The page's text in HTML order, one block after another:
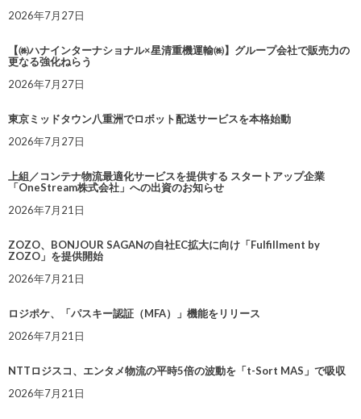
2026年7月27日
【㈱ハナインターナショナル×星清重機運輸㈱】グループ会社で販売力の
更なる強化ねらう
2026年7月27日
東京ミッドタウン八重洲でロボット配送サービスを本格始動
2026年7月27日
上組／コンテナ物流最適化サービスを提供する スタートアップ企業
「OneStream株式会社」への出資のお知らせ
2026年7月21日
ZOZO、BONJOUR SAGANの自社EC拡大に向け「Fulfillment by
ZOZO」を提供開始
2026年7月21日
ロジポケ、「パスキー認証（MFA）」機能をリリース
2026年7月21日
NTTロジスコ、エンタメ物流の平時5倍の波動を「t-Sort MAS」で吸収
2026年7月21日